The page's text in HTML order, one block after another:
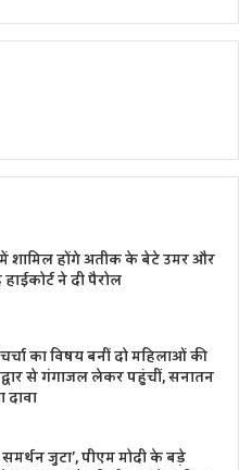
शामिल होंगे अतीक के बेटे उमर और
ने दी पैरोल
का विषय बनीं दो महिलाओं की
से गंगाजल लेकर पहुंचीं, सनातन
दावा
जुटा’, पीएम मोदी के बड़े